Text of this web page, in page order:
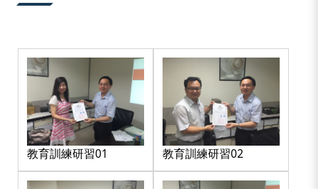
教育訓練研習01 教育訓練研習02